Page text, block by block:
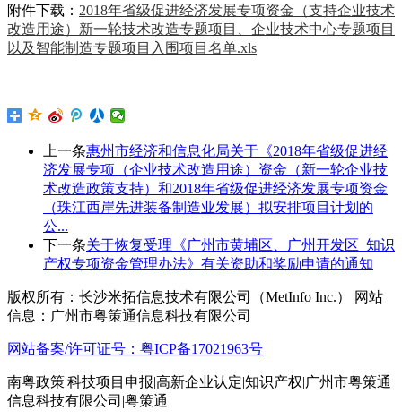
附件下载： 2018年省级促进经济发展专项资金（支持企业技术
改造用途）新一轮技术改造专题项目、企业技术中心专题项目
以及智能制造专题项目入围项目名单.xls
上一条惠州市经济和信息化局关于《2018年省级促进经
济发展专项（企业技术改造用途）资金（新一轮企业技
术改造政策支持）和2018年省级促进经济发展专项资金
（珠江西岸先进装备制造业发展）拟安排项目计划的
公...
下一条关于恢复受理《广州市黄埔区、广州开发区_知识
产权专项资金管理办法》有关资助和奖励申请的通知
版权所有：长沙米拓信息技术有限公司（MetInfo Inc.） 网站
信息：广州市粤策通信息科技有限公司
网站备案/许可证号：粤ICP备17021963号
南粤政策|科技项目申报|高新企业认定|知识产权|广州市粤策通
信息科技有限公司|粤策通